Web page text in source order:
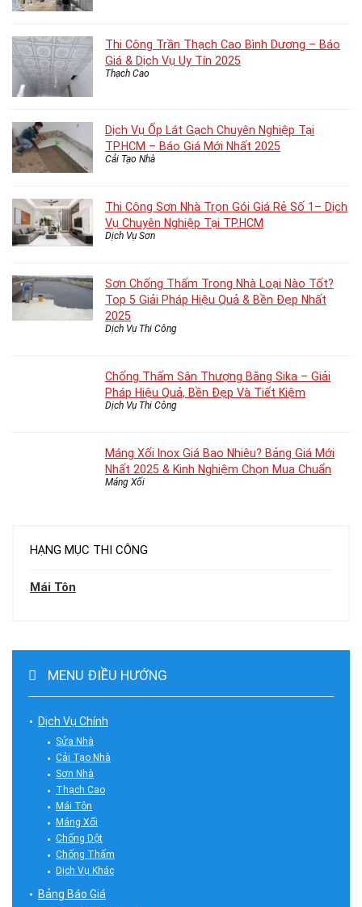
Thi Công Trần Thạch Cao Bình Dương – Báo
Giá & Dịch Vụ Uy Tín 2025
Thạch Cao
Dịch Vụ Ốp Lát Gạch Chuyên Nghiệp Tại
TP.HCM – Báo Giá Mới Nhất 2025
Cải Tạo Nhà
Thi Công Sơn Nhà Trọn Gói Giá Rẻ Số 1– Dịch
Vụ Chuyên Nghiệp Tại TP.HCM
Dịch Vụ Sơn
Sơn Chống Thấm Trong Nhà Loại Nào Tốt?
Top 5 Giải Pháp Hiệu Quả & Bền Đẹp Nhất
2025
Dịch Vụ Thi Công
Chống Thấm Sân Thượng Bằng Sika – Giải
Pháp Hiệu Quả, Bền Đẹp Và Tiết Kiệm
Dịch Vụ Thi Công
Máng Xối Inox Giá Bao Nhiêu? Bảng Giá Mới
Nhất 2025 & Kinh Nghiệm Chọn Mua Chuẩn
Máng Xối
HẠNG MỤC THI CÔNG
Mái Tôn
MENU ĐIỀU HƯỚNG
Dịch Vụ Chính
Sửa Nhà
Cải Tạo Nhà
Sơn Nhà
Thạch Cao
Mái Tôn
Máng Xối
Chống Dột
Chống Thấm
Dịch Vụ Khác
Bảng Báo Giá